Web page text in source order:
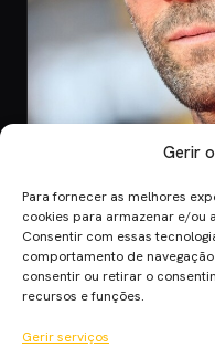
Gerir
Para fornecer as melhores
cookies para armazenar e/ou
Consentir com essas
comportamento de
consentir ou retirar o
recursos e funções.
Gerir serviços
CINEMA
8 Jul 2026
Mutiny: O Novo
Statham em 2026
quando o filme chega aos